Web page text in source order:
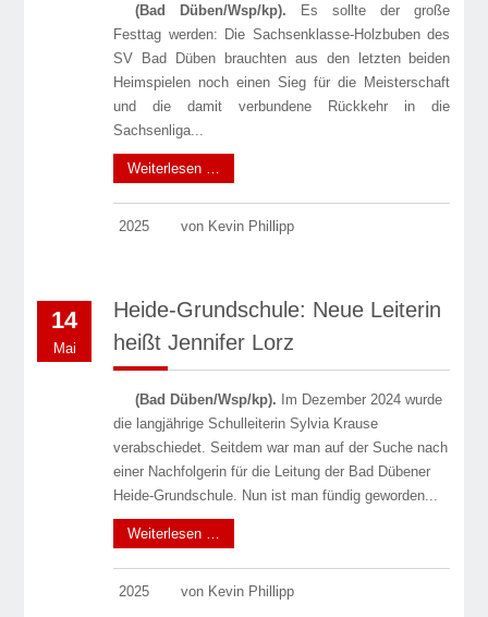
(Bad Düben/Wsp/kp). Es sollte der große
Festtag werden: Die Sachsenklasse-Holzbuben des
SV Bad Düben brauchten aus den letzten beiden
Heimspielen noch einen Sieg für die Meisterschaft
und die damit verbundene Rückkehr in die
Sachsenliga...
Weiterlesen …
2025 von Kevin Phillipp
14
Mai
Heide-Grundschule: Neue Leiterin
heißt Jennifer Lorz
(Bad Düben/Wsp/kp). Im Dezember 2024 wurde
die langjährige Schulleiterin Sylvia Krause
verabschiedet. Seitdem war man auf der Suche nach
einer Nachfolgerin für die Leitung der Bad Dübener
Heide-Grundschule. Nun ist man fündig geworden...
Weiterlesen …
2025 von Kevin Phillipp